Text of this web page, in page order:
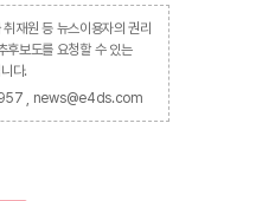
재원 등 뉴스이용자의 권리
후보도를 요청할 수 있는
다.
, news@e4ds.com